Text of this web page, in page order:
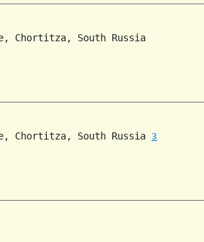
Chortitza, South Russia
Chortitza, South Russia
3